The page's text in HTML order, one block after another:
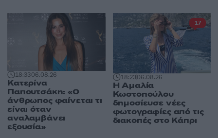
18:3306.08.26
Κατερίνα
Παπουτσάκη: «Ο
άνθρωπος φαίνεται τι
είναι όταν
αναλαμβάνει
εξουσία»
18:2306.08.26
Η Αμαλία
Κωστοπούλου
δημοσίευσε νέες
φωτογραφίες από τις
διακοπές στο Κάπρι
17